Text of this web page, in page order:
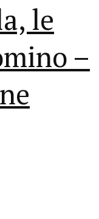
le
–